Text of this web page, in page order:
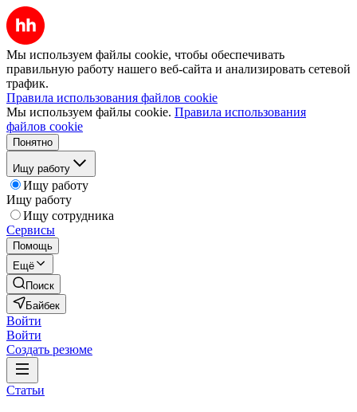
Мы используем файлы cookie, чтобы обеспечивать
правильную работу нашего веб-сайта и анализировать сетевой
трафик.
Правила использования файлов cookie
Мы используем файлы cookie. Правила использования
файлов cookie
Понятно
Ищу работу
Ищу работу
Ищу работу
Ищу сотрудника
Сервисы
Помощь
Ещё
Поиск
Байбек
Войти
Войти
Создать резюме
Статьи